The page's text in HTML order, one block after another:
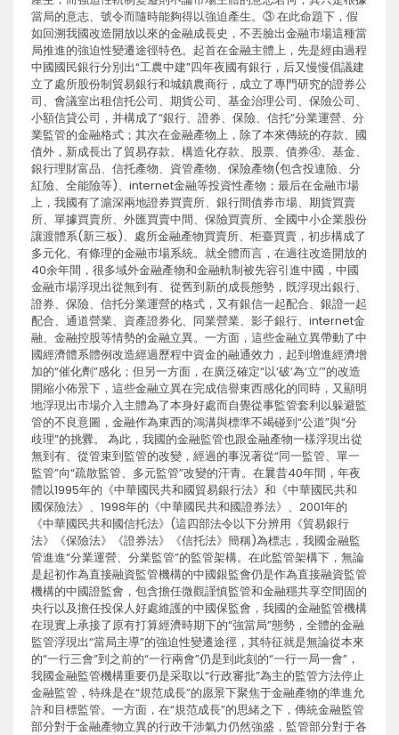
當局的意志、號令而隨時能夠得以強迫產生。③ 在此命題下，假
如回溯我國改造開放以來的金融成長史，不丟臉出金融市場這種當
局推進的強迫性變遷途徑特色。起首在金融主體上，先是經由過程
中國國民銀行分別出“工農中建”四年夜國有銀行，后又慢慢倡議建
立了處所股份制貿易銀行和城鎮農商行，成立了專門研究的證券公
司、會議室出租信托公司、期貨公司、基金治理公司、保險公司、
小額信貸公司，并構成了“銀行、證券、保險、信托”分業運營、分
業監管的金融格式；其次在金融產物上，除了本來傳統的存款、國
債外，新成長出了貿易存款、構造化存款、股票、債券④、基金、
銀行理財富品、信托產物、資管產物、保險產物(包含投連險、分
紅險、全能險等)、internet金融等投資性產物；最后在金融市場
上，我國有了滬深兩地證券買賣所、銀行間債券市場、期貨買賣
所、單據買賣所、外匯買賣中間、保險買賣所、全國中小企業股份
讓渡體系(新三板)、處所金融產物買賣所、柜臺買賣，初步構成了
多元化、有條理的金融市場系統。就全體而言，在過往改造開放的
40余年間，很多域外金融產物和金融軌制被先容引進中國，中國
金融市場浮現出從無到有、從舊到新的成長態勢，既浮現出銀行、
證券、保險、信托分業運營的格式，又有銀信一起配合、銀證一起
配合、通道營業、資產證券化、同業營業、影子銀行、internet金
融、金融控股等情勢的金融立異。一方面，這些金融立異帶動了中
國經濟體系體例改造經過歷程中資金的融通效力，起到增進經濟增
加的“催化劑”感化；但另一方面，在廣泛確定“以‘破’為‘立’”的改造
開縮小佈景下，這些金融立異在完成信譽東西感化的同時，又顯明
地浮現出市場介入主體為了本身好處而自覺從事監管套利以躲避監
管的不良意圖，金融作為東西的鴻溝與標準不竭碰到“公道”與“分
歧理”的挑釁。 為此，我國的金融監管也跟金融產物一樣浮現出從
無到有、從管束到監管的改變，經過的事況著從“同一監管、單一
監管”向“疏散監管、多元監管”改變的汗青。在曩昔40年間，年夜
體以1995年的《中華國民共和國貿易銀行法》和《中華國民共和
國保險法》、1998年的《中華國民共和國證券法》、2001年的
《中華國民共和國信托法》(這四部法令以下分辨用《貿易銀行
法》《保險法》《證券法》《信托法》簡稱)為標志，我國金融監
管進進“分業運營、分業監管”的監管架構。在此監管架構下，無論
是起初作為直接融資監管機構的中國銀監會仍是作為直接融資監管
機構的中國證監會，包含擔任微觀謹慎監管和金融穩共享空間固的
央行以及擔任投保人好處維護的中國保監會，我國的金融監管機構
在現實上承接了原有打算經濟時期下的“強當局”態勢，全體的金融
監管浮現出“當局主導”的強迫性變遷途徑，其特征就是無論從本來
的“一行三會”到之前的“一行兩會”仍是到此刻的“一行一局一會”，
我國金融監管機構重要仍是采取以“行政審批”為主的監管方法停止
金融監管，特殊是在“規范成長”的愿景下聚焦于金融產物的準進允
許和目標監管。一方面，在“規范成長”的思緒之下，傳統金融監管
部分對于金融產物立異的行政干涉氣力仍然強盛，監管部分對于各